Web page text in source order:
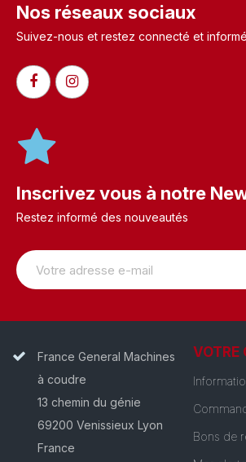
Nos réseaux sociaux
Suivez-nous et restez connecté et
Inscrivez vous à notre
Restez informé des nouveautés
France General Machines
à coudre
13 chemin du génie
69200 Venissieux Lyon
France
VOTRE
Bons de